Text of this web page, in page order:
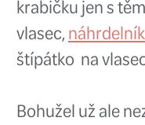
mokré
všechen
víme, jak je